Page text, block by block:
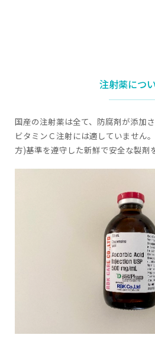
注射薬につ
国産の注射薬は全て、防腐剤が添加
ビタミンＣ注射には適していません
方)基準を遵守した新鮮で安全な製剤